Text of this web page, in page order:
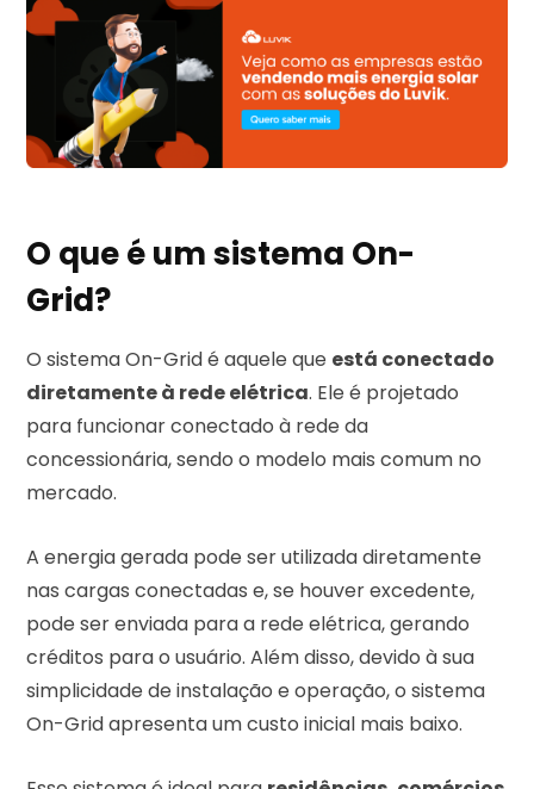
O que é um sistema On-
Grid?
O sistema On-Grid é aquele que está conectado
diretamente à rede elétrica. Ele é projetado
para funcionar conectado à rede da
concessionária, sendo o modelo mais comum no
mercado.
A energia gerada pode ser utilizada diretamente
nas cargas conectadas e, se houver excedente,
pode ser enviada para a rede elétrica, gerando
créditos para o usuário. Além disso, devido à sua
simplicidade de instalação e operação, o sistema
On-Grid apresenta um custo inicial mais baixo.